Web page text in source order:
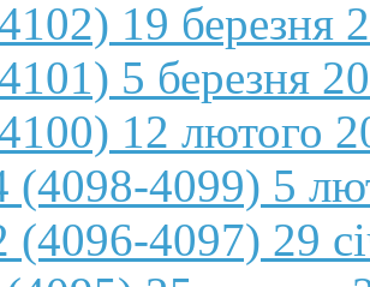
19 березня
5 березня
12 лютого
4099) 5
4097) 29